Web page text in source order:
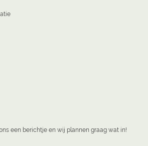
een berichtje en wij plannen graag wat in!